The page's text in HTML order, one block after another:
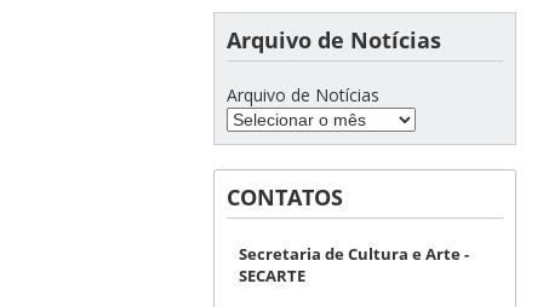
Arquivo de Notícias
Arquivo de Notícias
CONTATOS
Secretaria de Cultura e Arte -
SECARTE